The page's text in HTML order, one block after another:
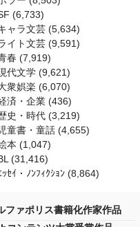
(6,733)
ャラ文芸 (5,634)
イト文芸 (9,591)
春 (7,919)
代文学 (9,621)
衆娯楽 (6,070)
済・企業 (436)
史・時代 (3,219)
童書・童話 (4,655)
本 (1,047)
(31,416)
ｯｾｲ・ﾉﾝﾌｨｸｼｮﾝ (8,864)
ファポリス書籍化作家作品